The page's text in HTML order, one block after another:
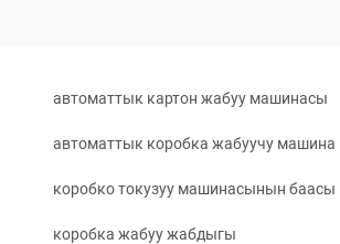
автоматтык картон жабуу машинасы
автоматтык коробка жабуучу машина
коробко токузуу машинасынын баасы
коробка жабуу жабдыгы